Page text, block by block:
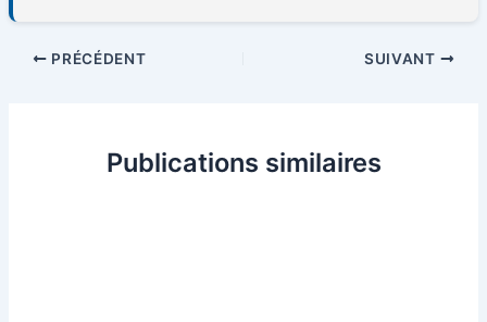
PRÉCÉDENT SUIVANT
Publications similaires